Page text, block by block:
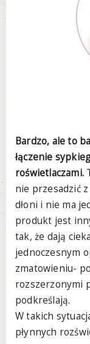
Bardzo, ale to
łączenie
roświetlaczami.
nie przesadzić
dłoni i nie ma
produkt jest
tak, że dają
jednoczesnym
zmatowieniu-
rozszerzonymi
podkreślają.
W takich
płynnych